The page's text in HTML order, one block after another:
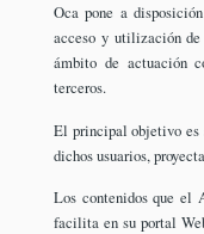
Oca pone a
acceso y utilización
ámbito de actuación
terceros.
El principal objetivo
dichos usuarios,
Los contenidos que el
facilita en su portal